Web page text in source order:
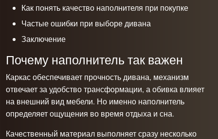
Как понять качество наполнителя при покупке
Частые ошибки при выборе дивана
Заключение
Почему наполнитель так важен
Каркас обеспечивает прочность дивана, механизм
отвечает за удобство трансформации, а обивка влияет
на внешний вид мебели. Но именно наполнитель
определяет ощущения во время отдыха и сна.
Качественный материал выполняет сразу несколько